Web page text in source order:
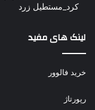
کرد_مستطیل زرد
لینک های مفید
خرید فالوور
رپورتاژ